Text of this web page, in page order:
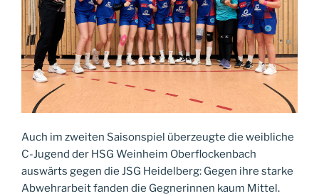
Auch im zweiten Saisonspiel überzeugte die weibliche
C-Jugend der HSG Weinheim Oberflockenbach
auswärts gegen die JSG Heidelberg: Gegen ihre starke
Abwehrarbeit fanden die Gegnerinnen kaum Mittel.